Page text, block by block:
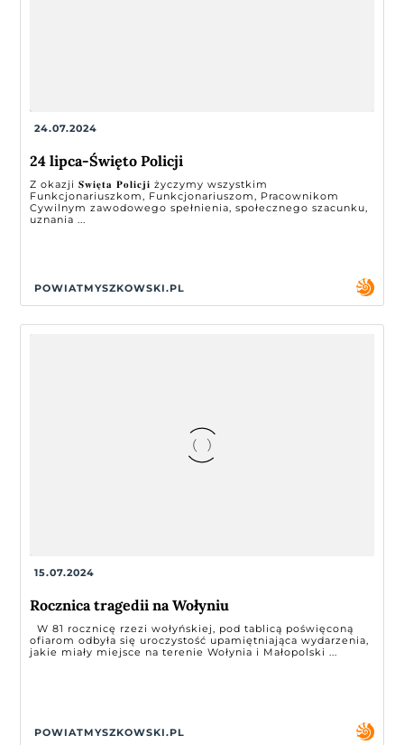
24.07.2024
24 lipca-Święto Policji
Z okazji 𝐒́𝐰𝐢𝐞̨𝐭𝐚 𝐏𝐨𝐥𝐢𝐜𝐣𝐢 życzymy wszystkim
Funkcjonariuszkom, Funkcjonariuszom, Pracownikom
Cywilnym zawodowego spełnienia, społecznego szacunku,
uznania ...
POWIATMYSZKOWSKI.PL
15.07.2024
Rocznica tragedii na Wołyniu
W 81 rocznicę rzezi wołyńskiej, pod tablicą poświęconą
ofiarom odbyła się uroczystość upamiętniająca wydarzenia,
jakie miały miejsce na terenie Wołynia i Małopolski ...
POWIATMYSZKOWSKI.PL